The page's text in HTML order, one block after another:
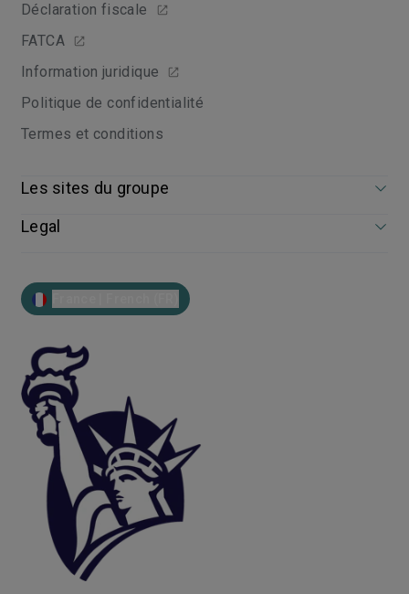
Déclaration fiscale
FATCA
Information juridique
Politique de confidentialité
Termes et conditions
Les sites du groupe
Legal